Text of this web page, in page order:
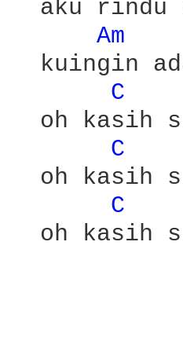
aku rindu
Am
kuingin
C
oh kasih
C
oh kasih
C
oh kasih